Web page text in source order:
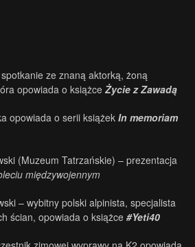
ze znaną aktorką, żoną
opowiada o książce Życie z Zawadą
opowiada o serii książek In memoriam
(Muzeum Tatrzańskie) – prezentacja
międzywojennym
– wybitny polski alpinista, specjalista
ścian, opowiada o książce #Yeti40